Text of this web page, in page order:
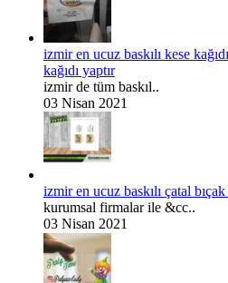
izmir en ucuz baskılı kese
kağıdı yaptır
izmir de tüm baskıl..
03 Nisan 2021
izmir en ucuz baskılı çatal bıçak
kurumsal firmalar ile &cc..
03 Nisan 2021